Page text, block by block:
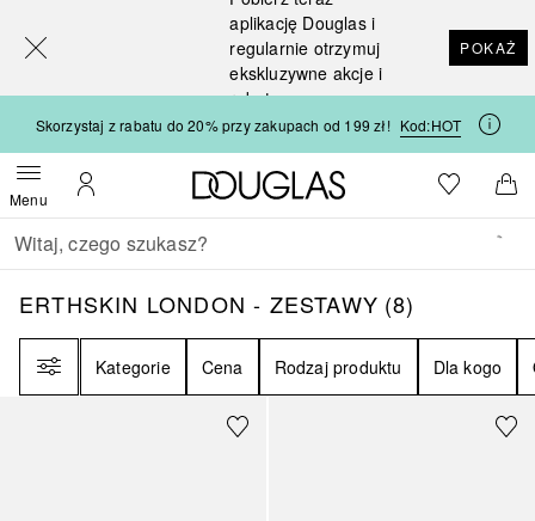
aplikację Douglas i
regularnie otrzymuj
ekskluzywne akcje i
rabaty
POKAŻ
Skorzystaj z rabatu do 20% przy zakupach od 199 zł! Kod:HOT
MenuOtwórz menuMoje konto
Strona główna Douglas
Do listyDo
Wracać
Wykonaj wyszukiwanie
ERTHSKIN LONDON - ZESTAWY8
ERTHSKIN LONDON - ZESTAWY (8)
Kategorie Cena Rodzaj produktu Dla kogo
[navigation.slideout.screenreader]